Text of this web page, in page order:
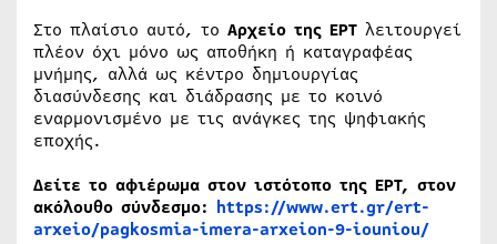
Στο πλαίσιο αυτό, το Αρχείο της ΕΡΤ λειτουργεί
πλέον όχι μόνο ως αποθήκη ή καταγραφέας
μνήμης, αλλά ως κέντρο δημιουργίας
διασύνδεσης και διάδρασης με το κοινό
εναρμονισμένο με τις ανάγκες της ψηφιακής
εποχής.
Δείτε το αφιέρωμα στον ιστότοπο της ΕΡΤ, στον
ακόλουθο σύνδεσμο: https://www.ert.gr/ert-
arxeio/pagkosmia-imera-arxeion-9-iouniou/